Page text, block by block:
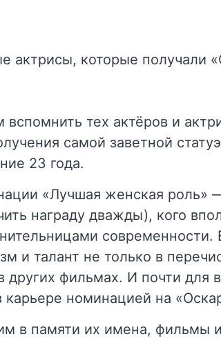
вспомнить тех актёров и
самой заветной
23 года.
«Лучшая женская роль»
награду дважды), кого
современности.
и талант не только в
других фильмах. И почти для
карьере номинацией на
в памяти их имена, фильмы